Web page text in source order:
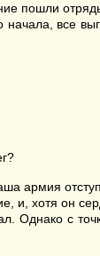
пошли
все
армия
и, хотя он
Однако с